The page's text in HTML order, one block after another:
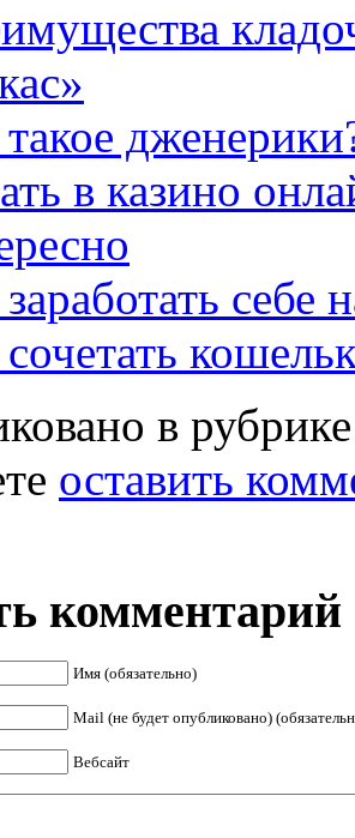
в казино
себе
в
оставить
комментарий
Имя (обязательно)
Mail (не будет опубликовано)
Вебсайт